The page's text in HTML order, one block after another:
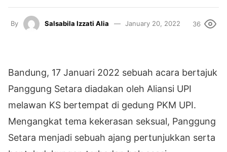
By Salsabila Izzati Alia January 20, 2022 36
Bandung, 17 Januari 2022 sebuah acara bertajuk
Panggung Setara diadakan oleh Aliansi UPI
melawan KS bertempat di gedung PKM UPI.
Mengangkat tema kekerasan seksual, Panggung
Setara menjadi sebuah ajang pertunjukkan serta